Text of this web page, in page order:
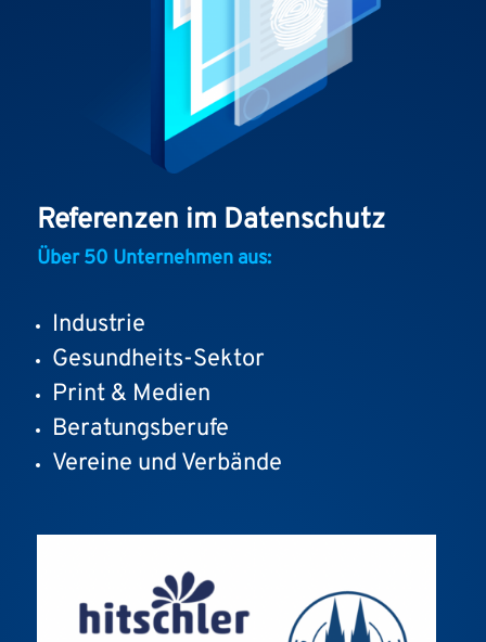
Referenzen im Datenschutz
Über 50 Unternehmen aus:
Industrie
Gesundheits-Sektor
Print & Medien
Beratungsberufe
Vereine und Verbände